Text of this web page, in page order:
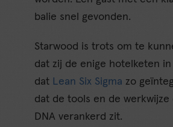
balie snel gevonden.
Starwood is trots om te
dat zij de enige hotelketen
dat Lean Six Sigma zo
dat de tools en de
DNA verankerd zit.